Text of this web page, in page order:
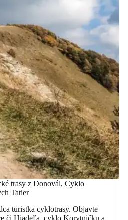
trasy z Donovál, Cyklo
Tatier
turistka cyklotrasy. Objavte
či Hiadeľa, cyklo Korytničku a